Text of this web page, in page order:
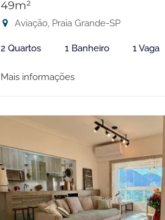
49m²
Aviação, Praia Grande-SP
2 Quartos 1 Banheiro 1 Vaga
Mais informações